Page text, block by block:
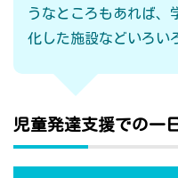
うなところもあれば、
化した施設などいろい
児童発達支援での一